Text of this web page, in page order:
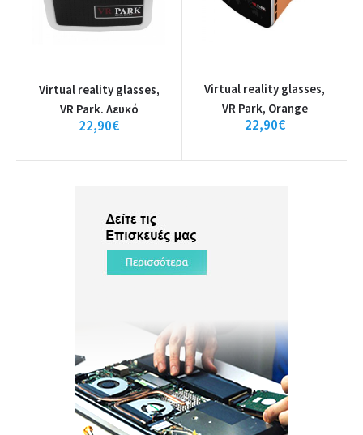
Virtual reality glasses,
VR Park. Λευκό
22,90€
Virtual reality glasses,
VR Park, Orange
22,90€